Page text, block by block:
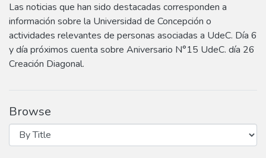
Las noticias que han sido destacadas corresponden a
información sobre la Universidad de Concepción o
actividades relevantes de personas asociadas a UdeC. Día 6
y día próximos cuenta sobre Aniversario N°15 UdeC. día 26
Creación Diagonal.
Browse